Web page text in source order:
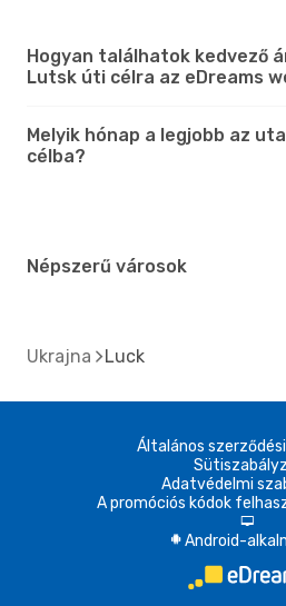
Hogyan találhatok kedvező
Lutsk úti célra az eDreams
Melyik hónap a legjobb az
célba?
Népszerű városok
Ukrajna Luck
Általános
Adatvédelmi
A promóciós kódok
d
A Android-